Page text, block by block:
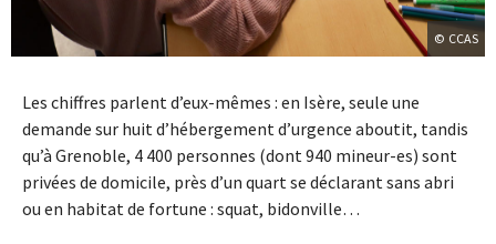
© CCAS
Les chiffres parlent d’eux-mêmes : en Isère, seule une
demande sur huit d’hébergement d’urgence aboutit, tandis
qu’à Grenoble, 4 400 personnes (dont 940 mineur-es) sont
privées de domicile, près d’un quart se déclarant sans abri
ou en habitat de fortune : squat, bidonville…